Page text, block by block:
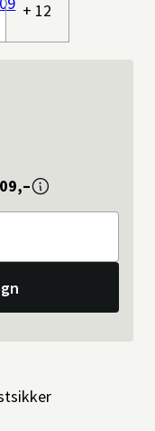
+ 12